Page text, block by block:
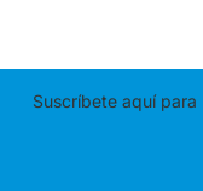
Suscríbete aquí